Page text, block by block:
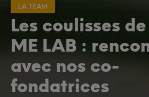
LA TEAM
Les coulisses de
ME LAB :
avec nos co-
fondatrices